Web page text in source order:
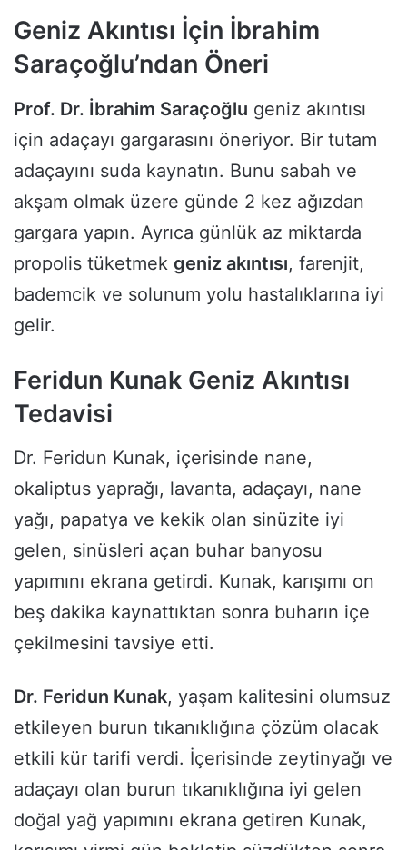
Geniz Akıntısı İçin İbrahim
Saraçoğlu’ndan Öneri
Prof. Dr. İbrahim Saraçoğlu geniz akıntısı
için adaçayı gargarasını öneriyor. Bir tutam
adaçayını suda kaynatın. Bunu sabah ve
akşam olmak üzere günde 2 kez ağızdan
gargara yapın. Ayrıca günlük az miktarda
propolis tüketmek geniz akıntısı, farenjit,
bademcik ve solunum yolu hastalıklarına iyi
gelir.
Feridun Kunak Geniz Akıntısı
Tedavisi
Dr. Feridun Kunak, içerisinde nane,
okaliptus yaprağı, lavanta, adaçayı, nane
yağı, papatya ve kekik olan sinüzite iyi
gelen, sinüsleri açan buhar banyosu
yapımını ekrana getirdi. Kunak, karışımı on
beş dakika kaynattıktan sonra buharın içe
çekilmesini tavsiye etti.
Dr. Feridun Kunak, yaşam kalitesini olumsuz
etkileyen burun tıkanıklığına çözüm olacak
etkili kür tarifi verdi. İçerisinde zeytinyağı ve
adaçayı olan burun tıkanıklığına iyi gelen
doğal yağ yapımını ekrana getiren Kunak,